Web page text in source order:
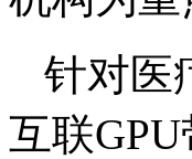
针对医
互联